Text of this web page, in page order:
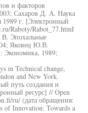
и факторов
Сахаров Д. А. Наука
1989 г. [Электронный
Raboty/Rabot_77.htmI
Эпохальные
Яковец Ю.В.
Экономика, 1989;
in Technical change,
and New York.
путь создания и
ресурс] // Open
ru/ (дата обращения:
of Innovation: Towards a